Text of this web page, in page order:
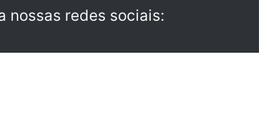
nossas redes sociais: